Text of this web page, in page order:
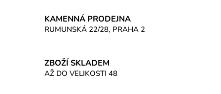
KAMENNÁ PRODEJNA
RUMUNSKÁ 22/28, PRAHA 2
ZBOŽÍ SKLADEM
AŽ DO VELIKOSTI 48